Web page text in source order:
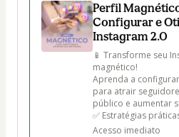
Perfil
Configurar e
Instagram 2.0
📱 Transforme seu
magnético!
Aprenda a
para atrair
público e aumentar
✅ Estratégias
Acesso imediato